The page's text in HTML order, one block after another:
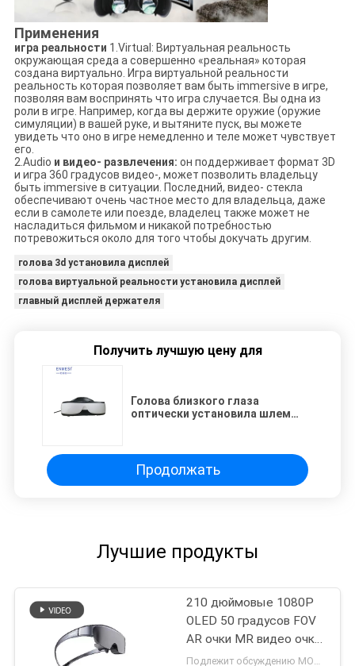
Применения
игра реальности 1.Virtual: Виртуальная реальность
окружающая среда a совершенно «реальная» которая
создана виртуально. Игра виртуальной реальности
реальность которая позволяет вам быть immersive в игре,
позволяя вам воспринять что игра случается. Вы одна из
роли в игре. Например, когда вы держите оружие (оружие
симуляции) в вашей руке, и вытяните пуск, вы можете
увидеть что оно в игре немедленно и теле может чувствует
его.
2.Audio и видео- развлечения: он поддерживает формат 3D
и игра 360 градусов видео-, может позволить владельцу
быть immersive в ситуации. Последний, видео- стекла
обеспечивают очень частное место для владельца, даже
если в самолете или поезде, владелец также может не
насладиться фильмом и никакой потребностью
потревожиться около для того чтобы докучать другим.
голова 3d установила дисплей
голова виртуальной реальности установила дисплей
главный дисплей держателя
Получить лучшую цену для
Голова близкого глаза
оптически установила шлем
HDMI
Продолжать
Лучшие продукты
210 дюймовые 1080P
OLED 50 градусов FOV
AR очки MR видео очки
с USB-C